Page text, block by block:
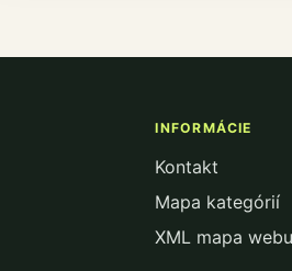
INFORMÁCIE
Kontakt
Mapa kategórií
XML mapa webu